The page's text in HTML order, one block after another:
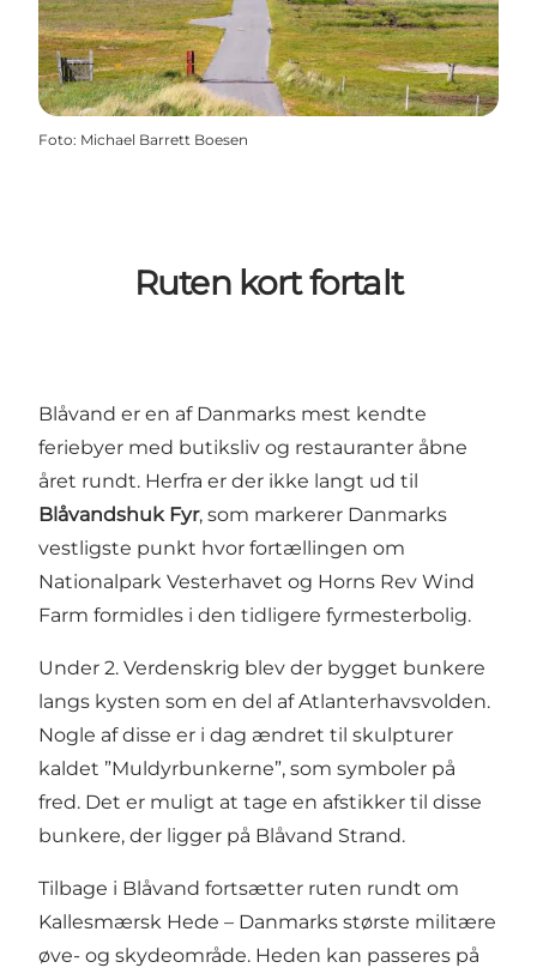
Foto: Michael Barrett Boesen
Ruten kort fortalt
Blåvand er en af Danmarks mest kendte
feriebyer med butiksliv og restauranter åbne
året rundt. Herfra er der ikke langt ud til
Blåvandshuk Fyr, som markerer Danmarks
vestligste punkt hvor fortællingen om
Nationalpark Vesterhavet og Horns Rev Wind
Farm formidles i den tidligere fyrmesterbolig.
Under 2. Verdenskrig blev der bygget bunkere
langs kysten som en del af Atlanterhavsvolden.
Nogle af disse er i dag ændret til skulpturer
kaldet ”Muldyrbunkerne”, som symboler på
fred. Det er muligt at tage en afstikker til disse
bunkere, der ligger på Blåvand Strand.
Tilbage i Blåvand fortsætter ruten rundt om
Kallesmærsk Hede – Danmarks største militære
øve- og skydeområde. Heden kan passeres på